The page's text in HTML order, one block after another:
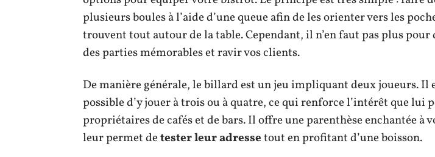
plusieurs boules à l’aide d’une queue afin de les orienter vers les
trouvent tout autour de la table. Cependant, il n’en faut pas plus pour
des parties mémorables et ravir vos clients.
De manière générale, le billard est un jeu impliquant deux joueurs. Il
possible d’y jouer à trois ou à quatre, ce qui renforce l’intérêt que lui
propriétaires de cafés et de bars. Il offre une parenthèse enchantée à
leur permet detester leur adressetout en profitant d’une boisson.